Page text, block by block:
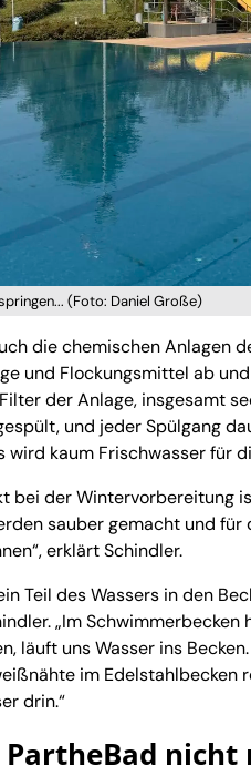
(Foto: Daniel Große)
die chemischen Anlagen
und Flockungsmittel ab
der Anlage, insgesamt
und jeder Spülgang
wird kaum Frischwasser für
bei der Wintervorbereitung
sauber gemacht und
erklärt Schindler.
Teil des Wassers in den
„Im
läuft uns Wasser ins
im Edelstahlbecken
drin.“
nicht